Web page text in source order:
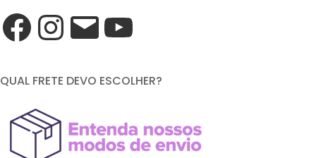
QUAL FRETE DEVO ESCOLHER?